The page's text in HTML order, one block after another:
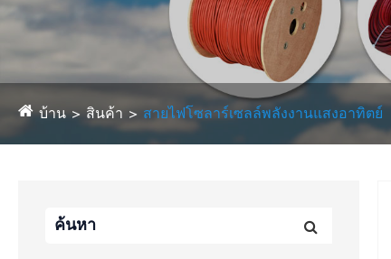
บ้าน สินค้า สายไฟโซลาร์เซลล์พลังงานแสงอาทิตย์